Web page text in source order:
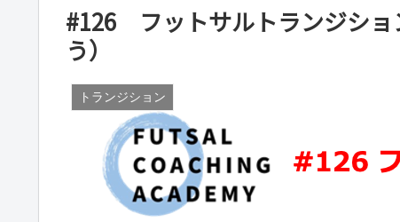
#126 フットサルトランジシ
う）
トランジション